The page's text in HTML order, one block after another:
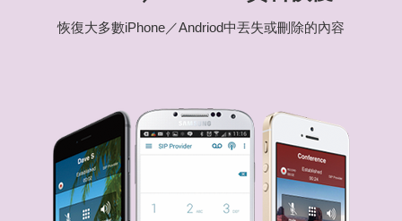
恢復大多數iPhone／Andriod中丟失或刪除的內容